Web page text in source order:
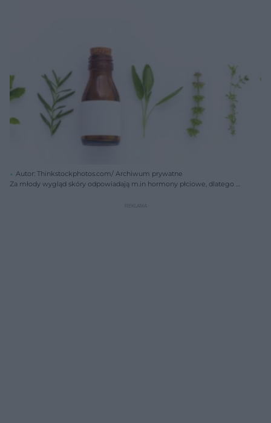
Autor: Thinkstockphotos.com/ Archiwum prywatne
Za młody wygląd skóry odpowiadają m.in hormony płciowe, dlatego w